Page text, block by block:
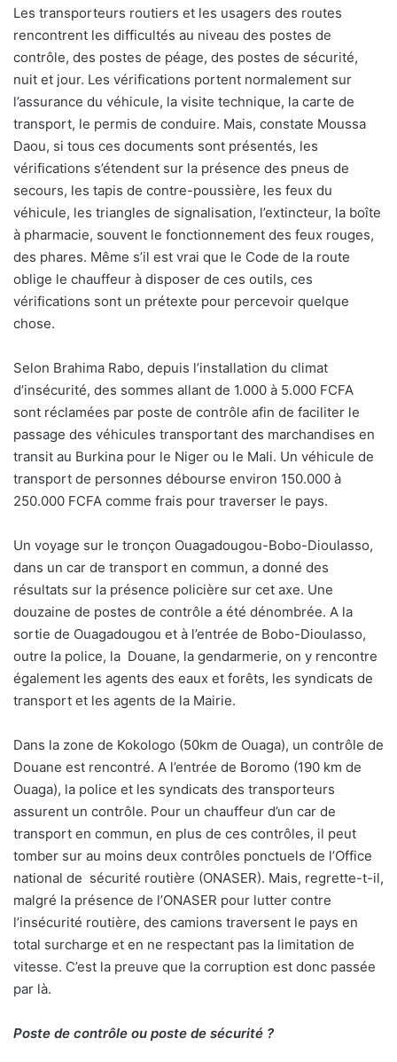
Les transporteurs routiers et les usagers des routes
rencontrent les difficultés au niveau des postes de
contrôle, des postes de péage, des postes de sécurité,
nuit et jour. Les vérifications portent normalement sur
l’assurance du véhicule, la visite technique, la carte de
transport, le permis de conduire. Mais, constate Moussa
Daou, si tous ces documents sont présentés, les
vérifications s’étendent sur la présence des pneus de
secours, les tapis de contre-poussière, les feux du
véhicule, les triangles de signalisation, l’extincteur, la boîte
à pharmacie, souvent le fonctionnement des feux rouges,
des phares. Même s’il est vrai que le Code de la route
oblige le chauffeur à disposer de ces outils, ces
vérifications sont un prétexte pour percevoir quelque
chose.
Selon Brahima Rabo, depuis l’installation du climat
d’insécurité, des sommes allant de 1.000 à 5.000 FCFA
sont réclamées par poste de contrôle afin de faciliter le
passage des véhicules transportant des marchandises en
transit au Burkina pour le Niger ou le Mali. Un véhicule de
transport de personnes débourse environ 150.000 à
250.000 FCFA comme frais pour traverser le pays.
Un voyage sur le tronçon Ouagadougou-Bobo-Dioulasso,
dans un car de transport en commun, a donné des
résultats sur la présence policière sur cet axe. Une
douzaine de postes de contrôle a été dénombrée. A la
sortie de Ouagadougou et à l’entrée de Bobo-Dioulasso,
outre la police, la Douane, la gendarmerie, on y rencontre
également les agents des eaux et forêts, les syndicats de
transport et les agents de la Mairie.
Dans la zone de Kokologo (50km de Ouaga), un contrôle de
Douane est rencontré. A l’entrée de Boromo (190 km de
Ouaga), la police et les syndicats des transporteurs
assurent un contrôle. Pour un chauffeur d’un car de
transport en commun, en plus de ces contrôles, il peut
tomber sur au moins deux contrôles ponctuels de l’Office
national de sécurité routière (ONASER). Mais, regrette-t-il,
malgré la présence de l’ONASER pour lutter contre
l’insécurité routière, des camions traversent le pays en
total surcharge et en ne respectant pas la limitation de
vitesse. C’est la preuve que la corruption est donc passée
par là.
Poste de contrôle ou poste de sécurité ?